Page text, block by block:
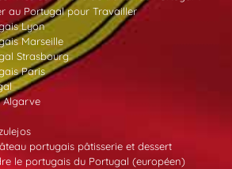
au Portugal pour Travailler
Lyon
Marseille
Strasbourg
Paris
Algarve
portugais pâtisserie et dessert
le portugais du Portugal (européen)